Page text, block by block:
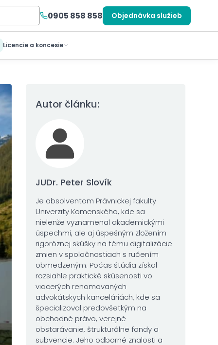
0905 858 858 Objednávka služieb
Licencie a koncesie
Autor článku:
JUDr. Peter Slovík
Je absolventom Právnickej fakulty
Univerzity Komenského, kde sa
nielenže vyznamenal akademickými
úspechmi, ale aj úspešným zložením
rigoróznej skúšky na tému digitalizácie
zmien v spoločnostiach s ručením
obmedzeným. Počas štúdia získal
rozsiahle praktické skúsenosti vo
viacerých renomovaných
advokátskych kanceláriách, kde sa
špecializoval predovšetkým na
obchodné právo, verejné
obstarávanie, štrukturálne fondy a
subvencie. Jeho odborné znalosti a